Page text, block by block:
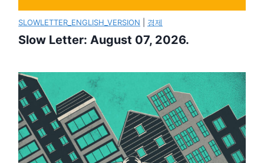
SLOWLETTER_ENGLISH_VERSION 경제
Slow Letter: August 07, 2026.